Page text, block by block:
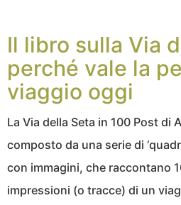
Il libro sulla Via
perché vale la
viaggio oggi
La Via della Seta in 100 Post di
composto da una serie di
con immagini, che raccontano
impressioni (o tracce) di un